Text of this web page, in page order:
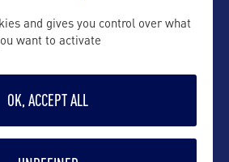
MÊME CATEGORIE
and gives you control over what
want to activate
OK, ACCEPT ALL